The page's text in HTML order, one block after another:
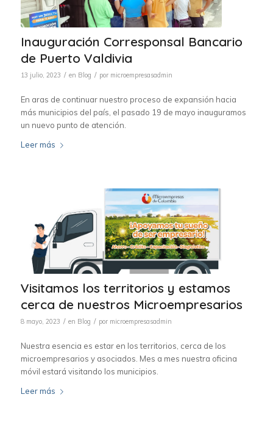
Inauguración Corresponsal Bancario
de Puerto Valdivia
13 julio, 2023 / en Blog / por microempresasadmin
En aras de continuar nuestro proceso de expansión hacia
más municipios del país, el pasado 19 de mayo inauguramos
un nuevo punto de atención.
Leer más
Visitamos los territorios y estamos
cerca de nuestros Microempresarios
8 mayo, 2023 / en Blog / por microempresasadmin
Nuestra esencia es estar en los territorios, cerca de los
microempresarios y asociados. Mes a mes nuestra oficina
móvil estará visitando los municipios.
Leer más